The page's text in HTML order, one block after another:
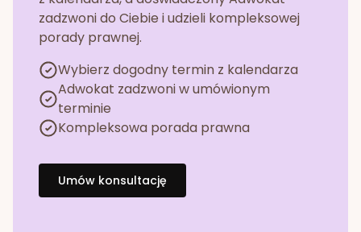
zadzwoni do Ciebie i udzieli kompleksowej
porady prawnej.
Wybierz dogodny termin z kalendarza
Adwokat zadzwoni w umówionym
terminie
Kompleksowa porada prawna
Umów konsultację